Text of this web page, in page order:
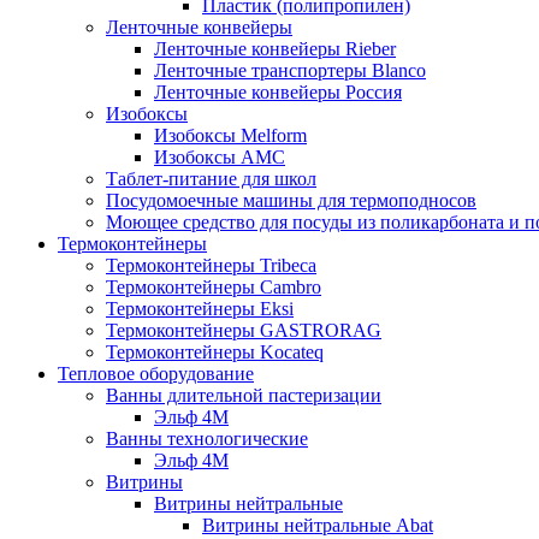
Пластик (полипропилен)
Ленточные конвейеры
Ленточные конвейеры Rieber
Ленточные транспортеры Blanco
Ленточные конвейеры Россия
Изобоксы
Изобоксы Melform
Изобоксы AMC
Таблет-питание для школ
Посудомоечные машины для термоподносов
Моющее средство для посуды из поликарбоната и
Термоконтейнеры
Термоконтейнеры Tribeca
Термоконтейнеры Cambro
Термоконтейнеры Eksi
Термоконтейнеры GASTRORAG
Термоконтейнеры Kocateq
Тепловое оборудование
Ванны длительной пастеризации
Эльф 4М
Ванны технологические
Эльф 4М
Витрины
Витрины нейтральные
Витрины нейтральные Abat